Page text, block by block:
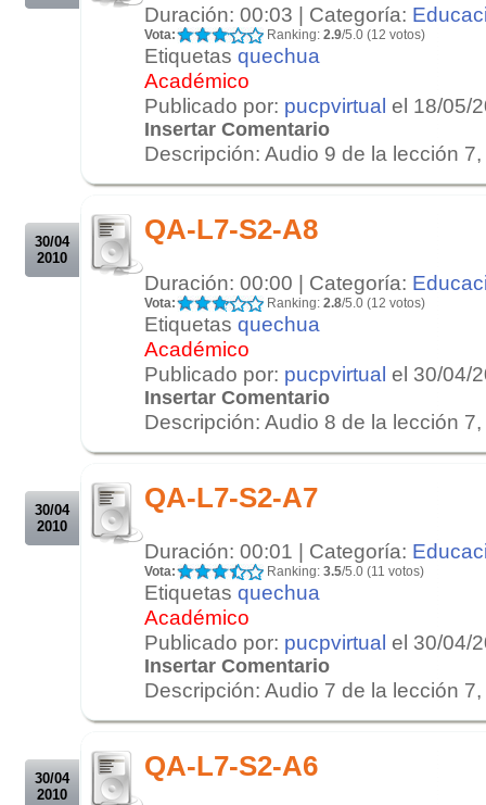
Duración: 00:03 | Categoría:
Vota: Ranking: 2.9/5.0 (12 votos)
Etiquetas quechua
Académico
Publicado por: pucpvirtual el 18/05/
Insertar Comentario
Descripción: Audio 9 de la lección
30/04
2010
QA-L7-S2-A8
Duración: 00:00 | Categoría:
Vota: Ranking: 2.8/5.0 (12 votos)
Etiquetas quechua
Académico
Publicado por: pucpvirtual el 30/04/
Insertar Comentario
Descripción: Audio 8 de la lección
30/04
2010
QA-L7-S2-A7
Duración: 00:01 | Categoría:
Vota: Ranking: 3.5/5.0 (11 votos)
Etiquetas quechua
Académico
Publicado por: pucpvirtual el 30/04/
Insertar Comentario
Descripción: Audio 7 de la lección
30/04
2010
QA-L7-S2-A6